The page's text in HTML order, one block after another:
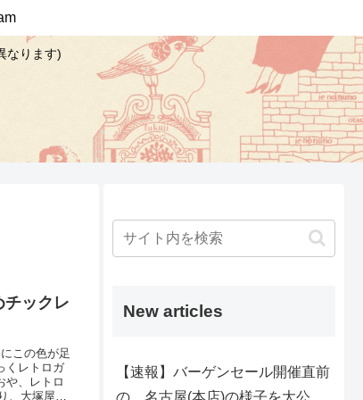
なります)
チックレ
この色が足
くレトロガ
、レトロ
大塚屋ネ
New articles
【速報】バーゲンセール開催直前
の、名古屋(本店)の様子を大公